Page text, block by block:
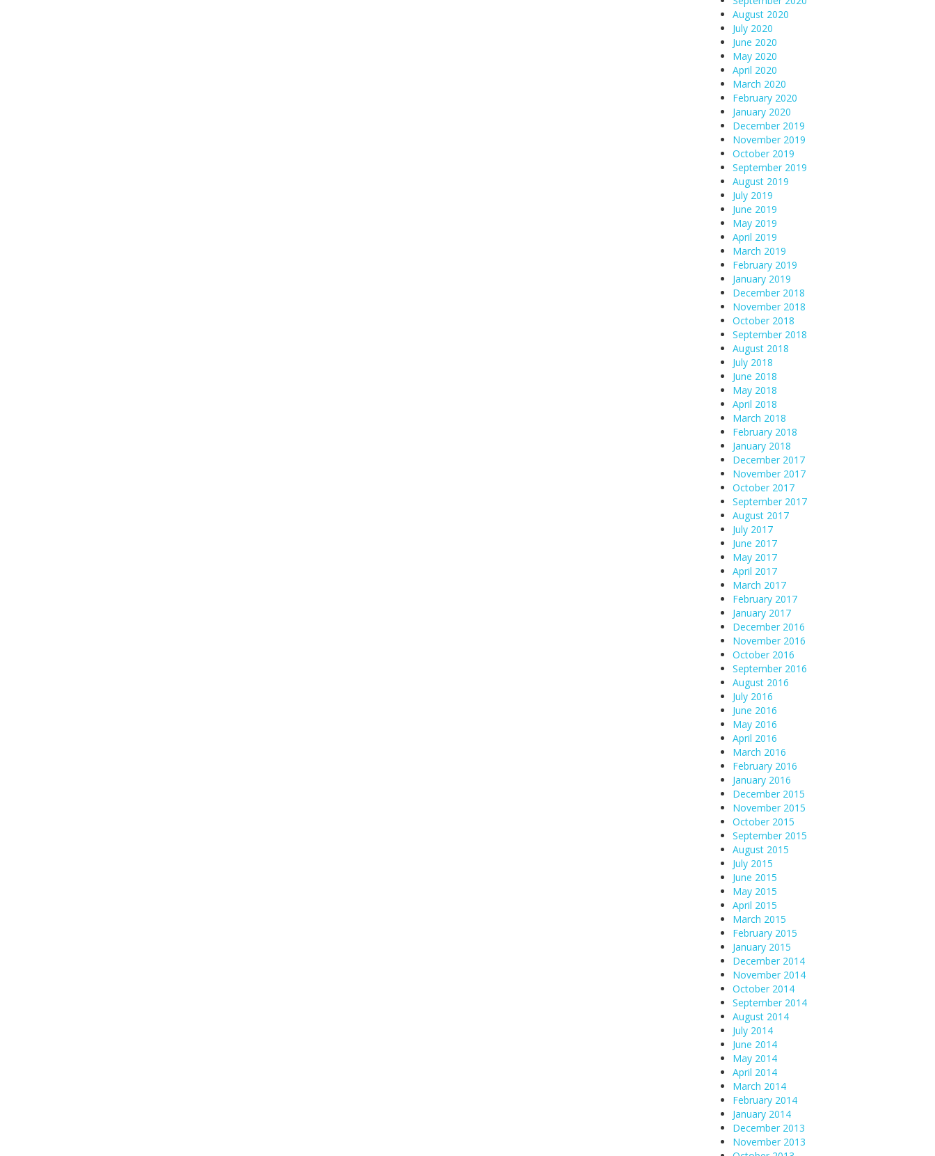
August 2020
July 2020
June 2020
May 2020
April 2020
March 2020
February 2020
January 2020
December 2019
November 2019
October 2019
September 2019
August 2019
July 2019
June 2019
May 2019
April 2019
March 2019
February 2019
January 2019
December 2018
November 2018
October 2018
September 2018
August 2018
July 2018
June 2018
May 2018
April 2018
March 2018
February 2018
January 2018
December 2017
November 2017
October 2017
September 2017
August 2017
July 2017
June 2017
May 2017
April 2017
March 2017
February 2017
January 2017
December 2016
November 2016
October 2016
September 2016
August 2016
July 2016
June 2016
May 2016
April 2016
March 2016
February 2016
January 2016
December 2015
November 2015
October 2015
September 2015
August 2015
July 2015
June 2015
May 2015
April 2015
March 2015
February 2015
January 2015
December 2014
November 2014
October 2014
September 2014
August 2014
July 2014
June 2014
May 2014
April 2014
March 2014
February 2014
January 2014
December 2013
November 2013